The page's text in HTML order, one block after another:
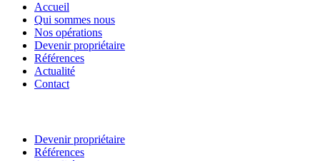
Accueil
Qui sommes nous
Nos opérations
Devenir propriétaire
Références
Actualité
Contact
Devenir propriétaire
Références